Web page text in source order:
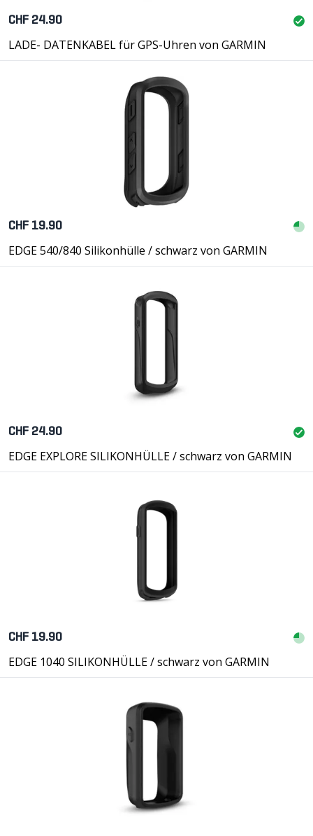
CHF 24.90
LADE- DATENKABEL für GPS-Uhren von GARMIN
CHF 19.90
EDGE 540/840 Silikonhülle / schwarz von GARMIN
CHF 24.90
EDGE EXPLORE SILIKONHÜLLE / schwarz von GARMIN
CHF 19.90
EDGE 1040 SILIKONHÜLLE / schwarz von GARMIN